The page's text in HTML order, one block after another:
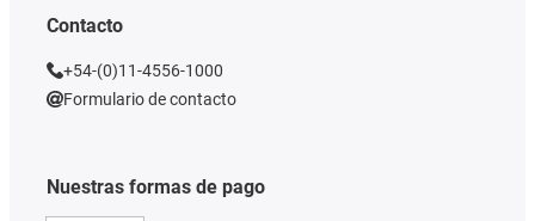
Nuestras formas de pago
Contacto
+54-(0)11-4556-1000
Formulario de contacto